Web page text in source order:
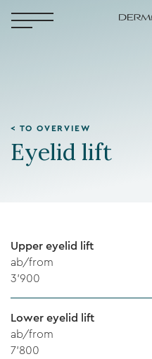
< TO OVERVIEW
Eyelid lift
Upper eyelid lift
ab/from
3'900
Lower eyelid lift
ab/from
7'800